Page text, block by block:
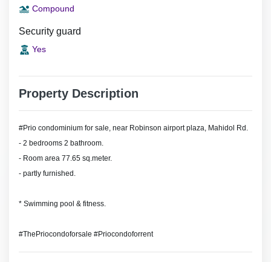
Compound
Security guard
Yes
Property Description
#Prio condominium for sale, near Robinson airport plaza, Mahidol Rd.
- 2 bedrooms 2 bathroom.
- Room area 77.65 sq.meter.
- partly furnished.
* Swimming pool & fitness.
#ThePriocondoforsale #Priocondoforrent